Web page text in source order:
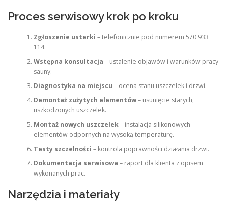
Proces serwisowy krok po kroku
Zgłoszenie usterki – telefonicznie pod numerem 570 933
114.
Wstępna konsultacja – ustalenie objawów i warunków pracy
sauny.
Diagnostyka na miejscu – ocena stanu uszczelek i drzwi.
Demontaż zużytych elementów– usunięcie starych,
uszkodzonych uszczelek.
Montaż nowych uszczelek– instalacja silikonowych
elementów odpornych na wysoką temperaturę.
Testy szczelności – kontrola poprawności działania drzwi.
Dokumentacja serwisowa – raport dla klienta z opisem
wykonanych prac.
Narzędzia i materiały